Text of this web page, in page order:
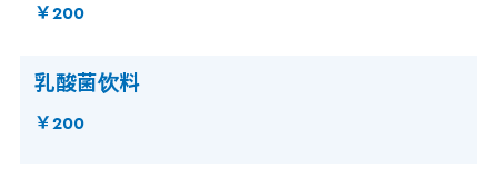
￥200
乳酸菌饮料
￥200